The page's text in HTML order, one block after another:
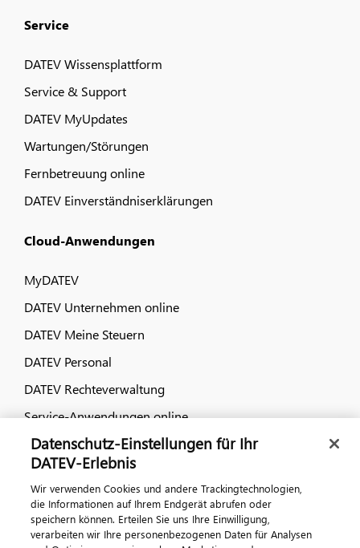
Service
DATEV Wissensplattform
Service & Support
DATEV MyUpdates
Wartungen/Störungen
Fernbetreuung online
DATEV Einverständniserklärungen
Cloud-Anwendungen
MyDATEV
DATEV Unternehmen online
DATEV Meine Steuern
DATEV Personal
DATEV Rechteverwaltung
Service-Anwendungen online
Dialog & Medien
Veranstaltungen
DATEV magazin
Datenschutz-Einstellungen für Ihr
DATEV-Erlebnis
Wir verwenden Cookies und andere Trackingtechnologien,
die Informationen auf Ihrem Endgerät abrufen oder
speichern können. Erteilen Sie uns Ihre Einwilligung,
verarbeiten wir Ihre personenbezogenen Daten für Analysen